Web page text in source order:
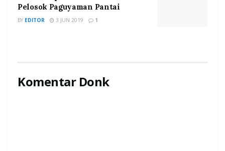
Pelosok Paguyaman Pantai
BY EDITOR 3 JUN 2019 1
Komentar Donk